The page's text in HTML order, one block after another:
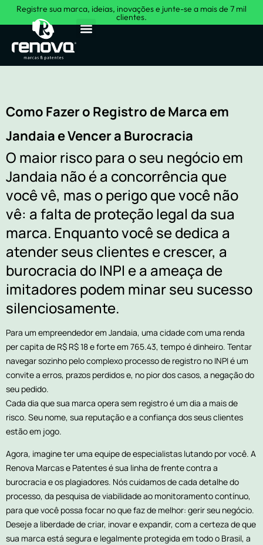
Registre sua marca, ideias, inovações e junte-se a mais de 7 mil
clientes.
Como Fazer o Registro de Marca em
Jandaia e Vencer a Burocracia
O maior risco para o seu negócio em
Jandaia não é a concorrência que
você vê, mas o perigo que você não
vê: a falta de proteção legal da sua
marca. Enquanto você se dedica a
atender seus clientes e crescer, a
burocracia do INPI e a ameaça de
imitadores podem minar seu sucesso
silenciosamente.
Para um empreendedor em Jandaia, uma cidade com uma renda
per capita de R$ R$ 18 e forte em 765.43, tempo é dinheiro. Tentar
navegar sozinho pelo complexo processo de registro no INPI é um
convite a erros, prazos perdidos e, no pior dos casos, a negação do
seu pedido.
Cada dia que sua marca opera sem registro é um dia a mais de
risco. Seu nome, sua reputação e a confiança dos seus clientes
estão em jogo.
Agora, imagine ter uma equipe de especialistas lutando por você. A
Renova Marcas e Patentes é sua linha de frente contra a
burocracia e os plagiadores. Nós cuidamos de cada detalhe do
processo, da pesquisa de viabilidade ao monitoramento contínuo,
para que você possa focar no que faz de melhor: gerir seu negócio.
Deseje a liberdade de criar, inovar e expandir, com a certeza de que
sua marca está segura e legalmente protegida em todo o Brasil, a